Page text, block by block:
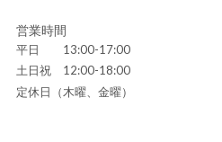
営業時間
平日 13:00-17:00
土日祝 12:00-18:00
定休日（木曜、金曜）